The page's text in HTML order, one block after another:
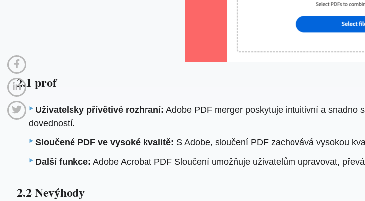
2.1 prof
Uživatelsky přívětivé rozhraní: Adobe PDF merger poskytuje intuitivní a snadno
dovedností.
Sloučené PDF ve vysoké kvalitě: S Adobe, sloučení PDF zachovává vysokou
Další funkce: Adobe Acrobat PDF Sloučení umožňuje uživatelům upravovat,
2.2 Nevýhody